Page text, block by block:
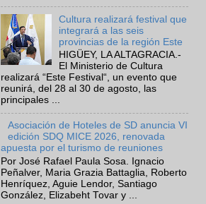
Cultura realizará festival que
integrará a las seis
provincias de la región Este
HIGÜEY, LA ALTAGRACIA.-
El Ministerio de Cultura
realizará “Este Festival“, un evento que
reunirá, del 28 al 30 de agosto, las
principales ...
Asociación de Hoteles de SD anuncia VI
edición SDQ MICE 2026, renovada
apuesta por el turismo de reuniones
Por José Rafael Paula Sosa. Ignacio
Peñalver, Maria Grazia Battaglia, Roberto
Henríquez, Aguie Lendor, Santiago
González, Elizabeht Tovar y ...